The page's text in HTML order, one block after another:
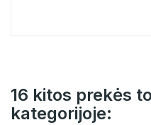
16 kitos prekės
kategorijoje: